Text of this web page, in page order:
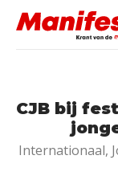
Skip navigation
CJB bij
Internationaal,